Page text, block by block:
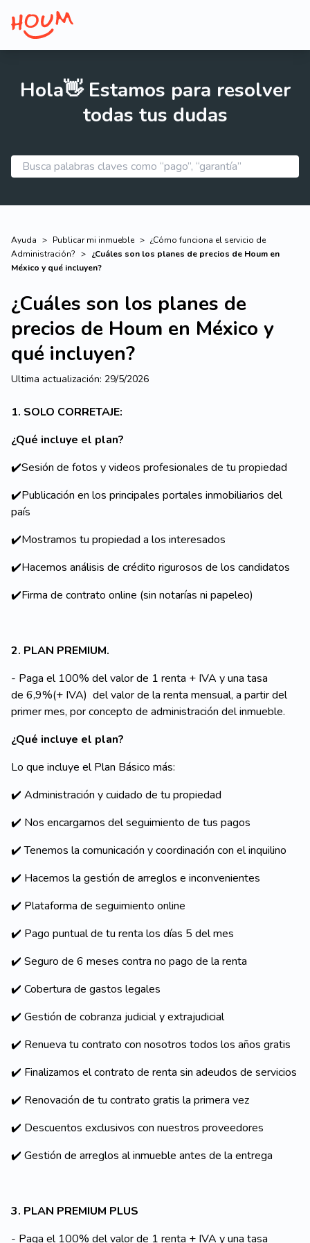
Hola👋 Estamos para resolver
todas tus dudas
Ayuda > Publicar mi inmueble > ¿Cómo funciona el servicio de
Administración? > ¿Cuáles son los planes de precios de Houm en
México y qué incluyen?
¿Cuáles son los planes de
precios de Houm en México y
qué incluyen?
Ultima actualización: 29/5/2026
1. SOLO CORRETAJE:
¿Qué incluye el plan?
✔️Sesión de fotos y videos profesionales de tu propiedad
✔️Publicación en los principales portales inmobiliarios del
país
✔️Mostramos tu propiedad a los interesados
✔️Hacemos análisis de crédito rigurosos de los candidatos
✔️Firma de contrato online (sin notarías ni papeleo)
2. PLAN PREMIUM.
- Paga el 100% del valor de 1 renta + IVA y una tasa
de 6,9%(+ IVA) del valor de la renta mensual, a partir del
primer mes, por concepto de administración del inmueble.
¿Qué incluye el plan?
Lo que incluye el Plan Básico más:
✔️ Administración y cuidado de tu propiedad
✔️ Nos encargamos del seguimiento de tus pagos
✔️ Tenemos la comunicación y coordinación con el inquilino
✔️ Hacemos la gestión de arreglos e inconvenientes
✔️ Plataforma de seguimiento online
✔️ Pago puntual de tu renta los días 5 del mes
✔️ Seguro de 6 meses contra no pago de la renta
✔️ Cobertura de gastos legales
✔️ Gestión de cobranza judicial y extrajudicial
✔️ Renueva tu contrato con nosotros todos los años gratis
✔️ Finalizamos el contrato de renta sin adeudos de servicios
✔️ Renovación de tu contrato gratis la primera vez
✔️ Descuentos exclusivos con nuestros proveedores
✔️ Gestión de arreglos al inmueble antes de la entrega
3. PLAN PREMIUM PLUS
- Paga el 100% del valor de 1 renta + IVA y una tasa